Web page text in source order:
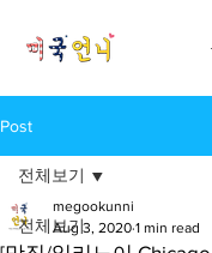
Post
전체보기
전체보기
megookunni
Aug 3, 2020 1 min read